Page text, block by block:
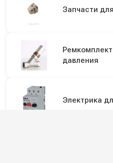
Запчасти
давления
Электрика